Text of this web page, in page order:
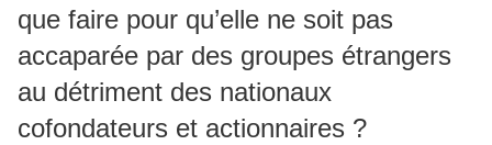
que faire pour qu’elle ne soit pas
accaparée par des groupes étrangers
au détriment des nationaux
cofondateurs et actionnaires ?